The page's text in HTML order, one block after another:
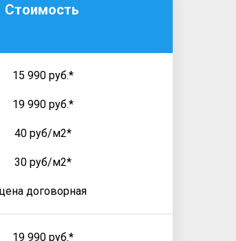
Стоимость
15 990 руб.*
19 990 руб.*
40 руб/м2*
30 руб/м2*
цена договорная
19 990 руб.*